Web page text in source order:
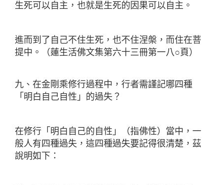
生死可以自主，也就是生死的因果可以自主。
進而到了自己不住生死，也不住涅槃，而住在菩
提中。（蓮生活佛文集第六十三冊第一八○頁）
九、在金剛乘修行過程中，行者需謹記哪四種
「明白自己自性」的過失？
在修行「明白自己的自性」（指佛性）當中，一
般人有四種過失，這四種過失要記得很清楚，茲
說明如下：